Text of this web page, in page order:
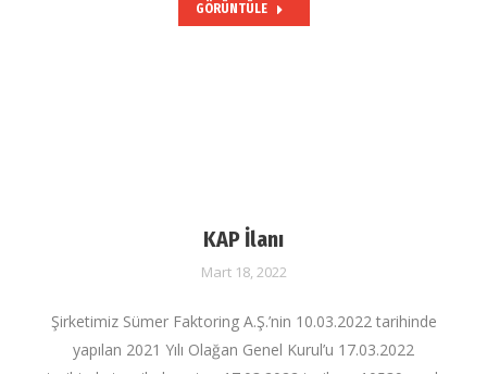
GÖRÜNTÜLE
KAP İlanı
Mart 18, 2022
Şirketimiz Sümer Faktoring A.Ş.’nin 10.03.2022 tarihinde
yapılan 2021 Yılı Olağan Genel Kurul’u 17.03.2022